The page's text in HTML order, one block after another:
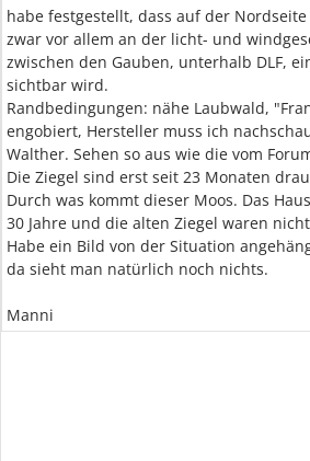
habe festgestellt, dass auf der
zwar vor allem an der licht- und
zwischen den Gauben, unterhalb DLF,
sichtbar wird.
Randbedingungen: nähe Laubwald,
engobiert, Hersteller muss ich
Walther. Sehen so aus wie die vom
Die Ziegel sind erst seit 23 Monaten
Durch was kommt dieser Moos. Das
30 Jahre und die alten Ziegel waren
Habe ein Bild von der Situation
da sieht man natürlich noch nichts.
Manni